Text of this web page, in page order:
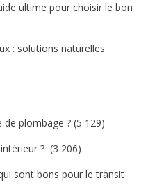
ultime pour choisir le bon
: solutions naturelles
de plombage ? (5 129)
? (3 206)
sont bons pour le transit